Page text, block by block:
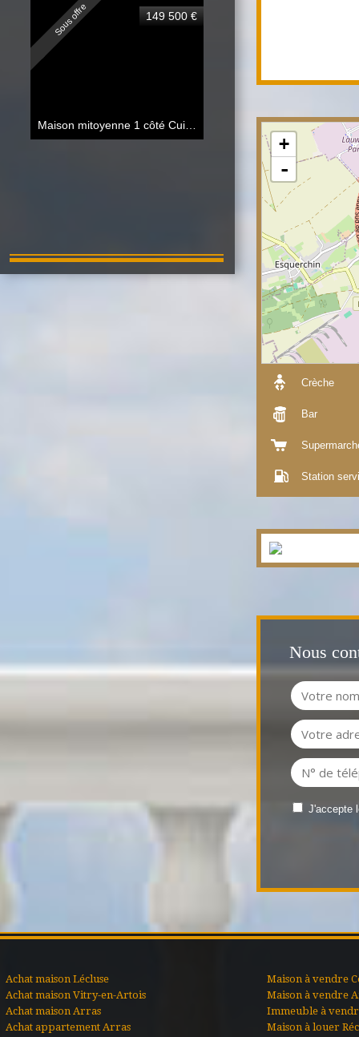
Sous offre 149 500 €
Maison mitoyenne 1 côté Cuincy
+
-
Crèche
Bar
Station
Nous
J'accepte
Achat maison Lécluse
Achat maison Vitry-en-Artois
Achat maison Arras
Achat appartement Arras
Maison à vendre
Maison à vendre
Immeuble à
Maison à louer